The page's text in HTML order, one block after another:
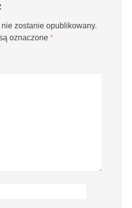
zostanie opublikowany.
oznaczone *